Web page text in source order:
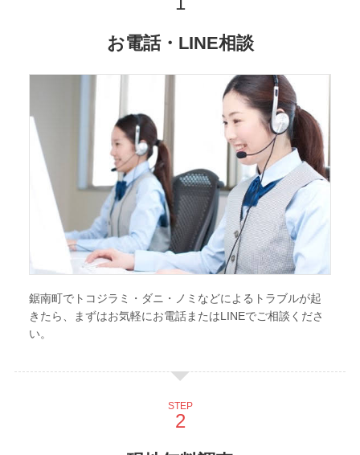
お電話・LINE相談
鋸南町でトコジラミ・ダニ・ノミなどによるトラブルが起
きたら、まずはお気軽にお電話またはLINEでご相談くださ
い。
STEP